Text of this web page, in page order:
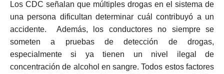
Los CDC señalan que múltiples drogas en el sistema de
una persona dificultan determinar cuál contribuyó a un
accidente. Además, los conductores no siempre se
someten a pruebas de detección de drogas,
especialmente si ya tienen un nivel ilegal de
concentración de alcohol en sangre.Todos estos factores